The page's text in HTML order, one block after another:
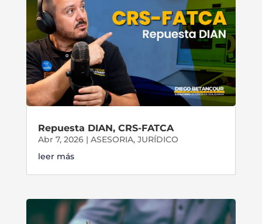
Repuesta DIAN, CRS-FATCA
Abr 7, 2026| ASESORIA, JURÍDICO
leer más